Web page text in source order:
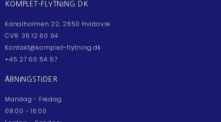
KOMPLET-FLYTNING.DK
Kanalholmen 22, 2650 Hvidovre
CVR: 36 12 60 94
Kontakt@komplet-flytning.dk
+45 27 60 54 57
ÅBNINGSTIDER
Mandag - Fredag:
08:00 - 16:00